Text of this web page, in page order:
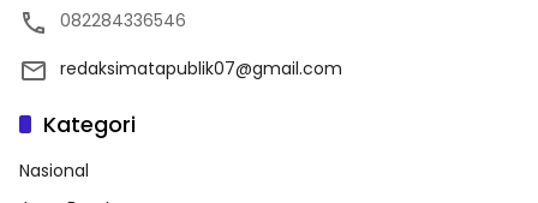
082284336546
redaksimatapublik07@gmail.com
Kategori
Nasional